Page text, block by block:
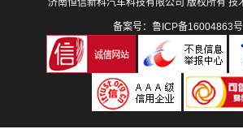
济南恒信新科汽车科技有限公司 版权所有 技
备案号：鲁ICP备16004863